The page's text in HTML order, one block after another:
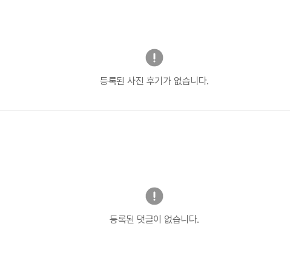
등록된 사진 후기가 없습니다.
등록된 댓글이 없습니다.